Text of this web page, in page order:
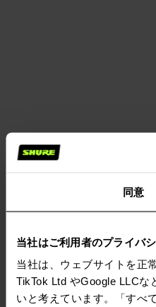
同意
当社はご利用者のプライバ
当社は、ウェブサイトを正
TikTok Ltd やGoogle LLCな
いと考えています。「すべ